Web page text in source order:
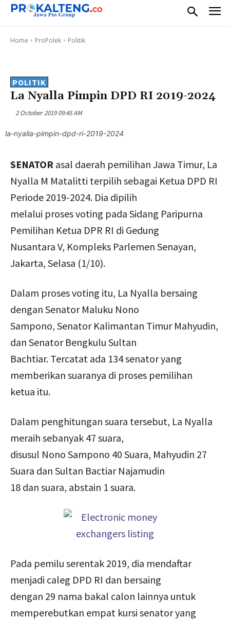
Home ProPolek Politik
POLITIK
La Nyalla Pimpin DPD RI 2019-2024
2 October 2019 09:45 AM
la-nyalla-pimpin-dpd-ri-2019-2024
SENATOR asal daerah pemilihan Jawa Timur, La
Nyalla M Matalitti terpilih sebagai Ketua DPD RI
Periode 2019-2024. Dia dipilih
melalui proses voting pada Sidang Paripurna
Pemilihan Ketua DPR RI di Gedung
Nusantara V, Kompleks Parlemen Senayan,
Jakarta, Selasa (1/10).
Dalam proses voting itu, La Nyalla bersaing
dengan Senator Maluku Nono
Sampono, Senator Kalimantan Timur Mahyudin,
dan Senator Bengkulu Sultan
Bachtiar. Tercatat ada 134 senator yang
memberikan suaranya di proses pemilihan
ketua itu.
Dalam penghitungan suara tersebut, La Nyalla
meraih sebanyak 47 suara,
disusul Nono Sampono 40 Suara, Mahyudin 27
Suara dan Sultan Bactiar Najamudin
18 dan suara, abstain 1 suara.
Pada pemilu serentak 2019, dia mendaftar
menjadi caleg DPD RI dan bersaing
dengan 29 nama bakal calon lainnya untuk
memperebutkan empat kursi senator yang